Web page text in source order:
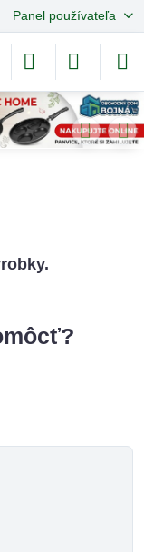
Panel používateľa